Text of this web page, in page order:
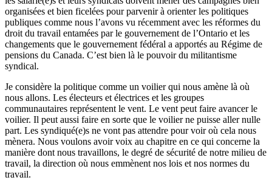
organisées et bien ficelées pour parvenir à orienter les politiques
publiques comme nous l’avons vu récemment avec les réformes du
droit du travail entamées par le gouvernement de l’Ontario et les
changements que le gouvernement fédéral a apportés au Régime de
pensions du Canada. C’est bien là le pouvoir du militantisme
syndical.
Je considère la politique comme un voilier qui nous amène là où
nous allons. Les électeurs et électrices et les groupes
communautaires représentent le vent. Le vent peut faire avancer le
voilier. Il peut aussi faire en sorte que le voilier ne puisse aller nulle
part. Les syndiqué(e)s ne vont pas attendre pour voir où cela nous
mènera. Nous voulons avoir voix au chapitre en ce qui concerne la
manière dont nous travaillons, le degré de sécurité de notre milieu de
travail, la direction où nous emmènent nos lois et nos normes du
travail.